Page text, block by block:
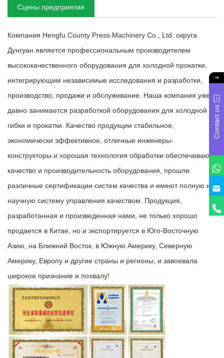
Сцены предприятия
Компания Hengfu County Press Machinery Co., Ltd. округа
Дунгуан является профессиональным производителем
высококачественного оборудования для холодной прокатки,
интегрирующим независимые исследования и разработки,
производство, продажи и обслуживание. Наша компания уже
давно занимается разработкой оборудования для холодной
гибки и прокатки. Качество продукции стабильное,
экономически эффективное, отличные инженеры-
конструкторы и хорошая технология обработки обеспечивают
качество и производительность оборудования, прошли
различные сертификации систем качества и имеют полную и
научную систему управления качеством. Продукция,
разработанная и произведенная нами, не только хорошо
продается в Китае, но и экспортируется в Юго-Восточную
Азию, на Ближний Восток, в Южную Америку, Северную
Америку, Европу и другие страны и регионы, и завоевала
широкое признание и похвалу!
Contact us